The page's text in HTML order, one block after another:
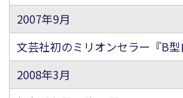
2007年9月
文芸社初のミリオンセラー『B
2008年3月